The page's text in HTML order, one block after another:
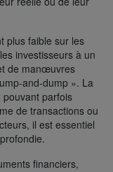
plus faible sur les
investisseurs à un
de manœuvres
and-dump ». La
parfois
de transactions ou
il est essentiel
financiers,